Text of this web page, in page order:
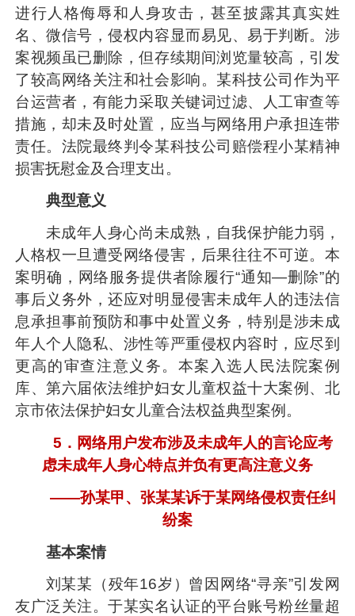
进行人格侮辱和人身攻击，甚至披露其真实姓
名、微信号，侵权内容显而易见、易于判断。涉
案视频虽已删除，但存续期间浏览量较高，引发
了较高网络关注和社会影响。某科技公司作为平
台运营者，有能力采取关键词过滤、人工审查等
措施，却未及时处置，应当与网络用户承担连带
责任。法院最终判令某科技公司赔偿程小某精神
损害抚慰金及合理支出。
典型意义
未成年人身心尚未成熟，自我保护能力弱，
人格权一旦遭受网络侵害，后果往往不可逆。本
案明确，网络服务提供者除履行“通知—删除”的
事后义务外，还应对明显侵害未成年人的违法信
息承担事前预防和事中处置义务，特别是涉未成
年人个人隐私、涉性等严重侵权内容时，应尽到
更高的审查注意义务。本案入选人民法院案例
库、第六届依法维护妇女儿童权益十大案例、北
京市依法保护妇女儿童合法权益典型案例。
5．网络用户发布涉及未成年人的言论应考
虑未成年人身心特点并负有更高注意义务
——孙某甲、张某某诉于某网络侵权责任纠
纷案
基本案情
刘某某（殁年16岁）曾因网络“寻亲”引发网
友广泛关注。于某实名认证的平台账号粉丝量超